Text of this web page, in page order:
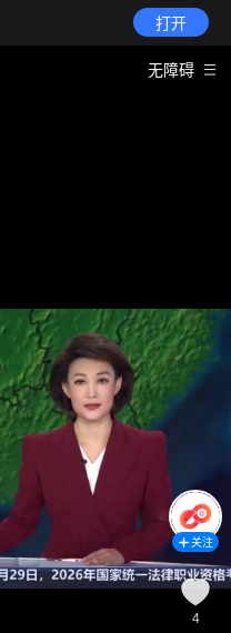
打开
无障碍
关注
4